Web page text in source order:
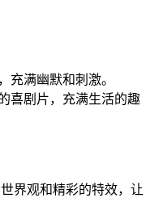
充满幽默和刺激。
喜剧片，充满生活的趣
界观和精彩的特效，让